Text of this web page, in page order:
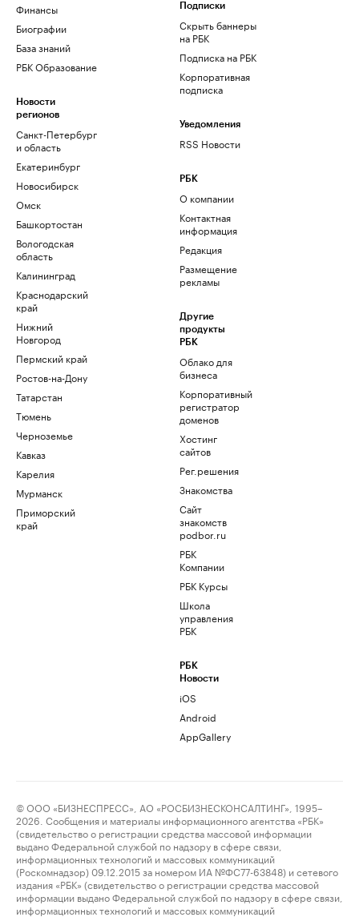
Финансы
Биографии
База знаний
РБК Образование
Новости
регионов
Санкт-Петербург
и область
Екатеринбург
Новосибирск
Омск
Башкортостан
Вологодская
область
Калининград
Краснодарский
край
Нижний
Новгород
Пермский край
Ростов-на-Дону
Татарстан
Тюмень
Черноземье
Кавказ
Карелия
Мурманск
Приморский
край
Подписки
Скрыть баннеры
на РБК
Подписка на РБК
Корпоративная
подписка
Уведомления
RSS Новости
РБК
О компании
Контактная
информация
Редакция
Размещение
рекламы
Другие
продукты
РБК
Облако для
бизнеса
Корпоративный
регистратор
доменов
Хостинг
сайтов
Рег.решения
Знакомства
Сайт
знакомств
podbor.ru
РБК
Компании
РБК Курсы
Школа
управления
РБК
РБК
Новости
iOS
Android
AppGallery
© ООО «БИЗНЕСПРЕСС», АО «РОСБИЗНЕСКОНСАЛТИНГ», 1995–
2026. Сообщения и материалы информационного агентства «РБК»
(свидетельство о регистрации средства массовой информации
выдано Федеральной службой по надзору в сфере связи,
информационных технологий и массовых коммуникаций
(Роскомнадзор) 09.12.2015 за номером ИА №ФС77-63848) и сетевого
издания «РБК» (свидетельство о регистрации средства массовой
информации выдано Федеральной службой по надзору в сфере связи,
информационных технологий и массовых коммуникаций